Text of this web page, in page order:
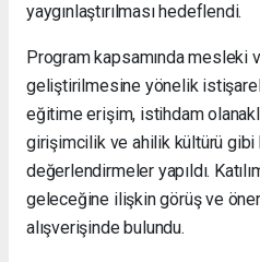
yaygınlaştırılması hedeflendi.
Program kapsamında mesleki
geliştirilmesine yönelik
eğitime erişim, istihdam
girişimcilik ve ahilik kültürü gibi
değerlendirmeler yapıldı.
geleceğine ilişkin görüş ve
alışverişinde bulundu.